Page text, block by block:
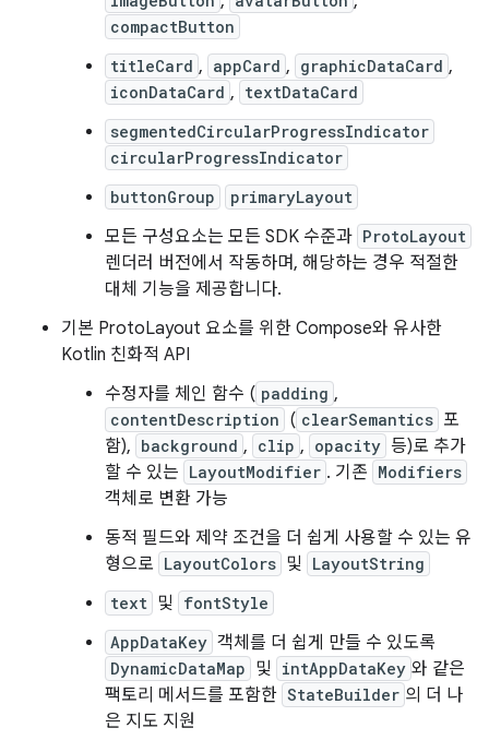
compactButton
titleCard , appCard , graphicDataCard ,
iconDataCard , textDataCard
segmentedCircularProgressIndicator
circularProgressIndicator
buttonGroup
primaryLayout
모든 구성요소는 모든 SDK 수준과 ProtoLayout
렌더러 버전에서 작동하며, 해당하는 경우 적절한
대체 기능을 제공합니다.
기본 ProtoLayout 요소를 위한 Compose와 유사한
Kotlin 친화적 API
수정자를 체인 함수 ( padding ,
contentDescription ( clearSemantics 포
함), background , clip , opacity 등)로 추가
할 수 있는 LayoutModifier . 기존 Modifiers
객체로 변환 가능
동적 필드와 제약 조건을 더 쉽게 사용할 수 있는 유
형으로 LayoutColors 및 LayoutString
text 및 fontStyle
AppDataKey 객체를 더 쉽게 만들 수 있도록
DynamicDataMap 및 intAppDataKey 와 같은
팩토리 메서드를 포함한 StateBuilder 의 더 나
은 지도 지원